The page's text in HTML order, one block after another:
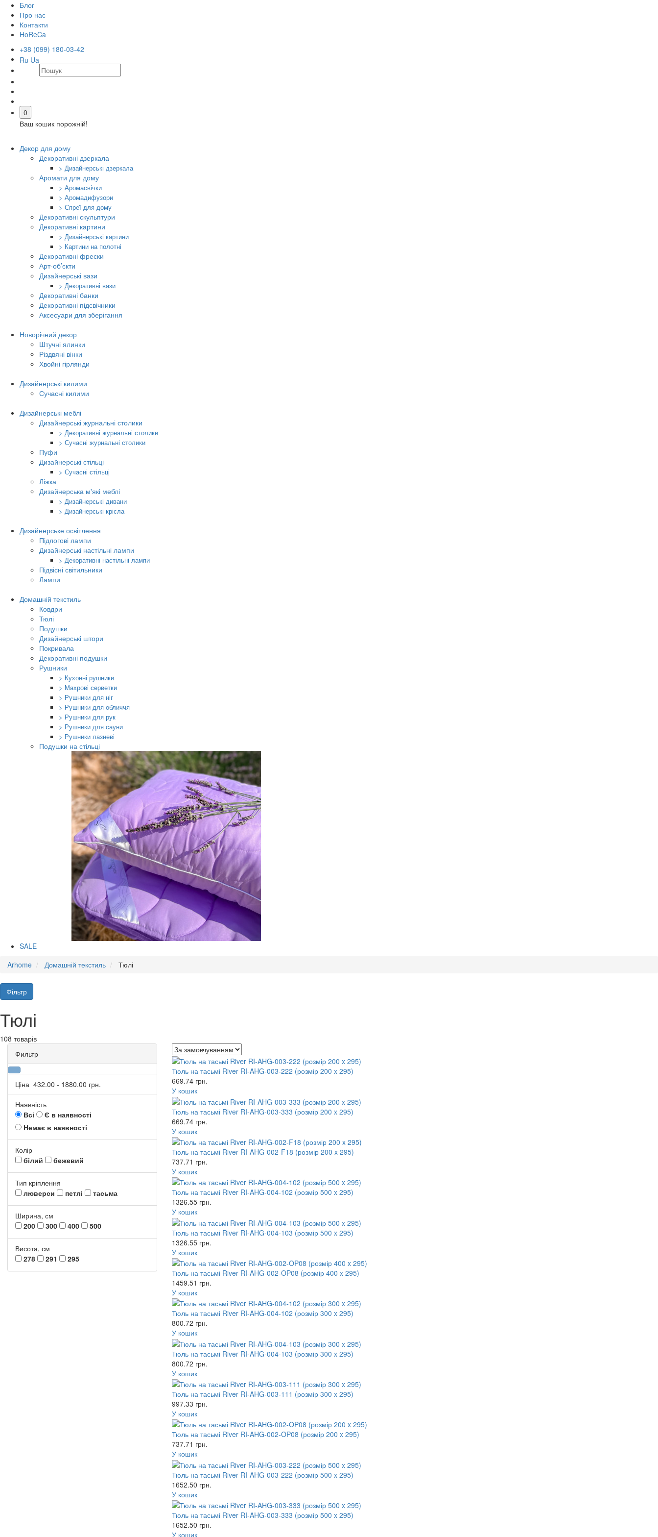
Блог
Про нас
Контакти
HoReCa
+38 (099) 180-03-42
Ru Ua
0
Ваш кошик порожній!
Декор для дому
Декоративні дзеркала
> Дизайнерські дзеркала
Аромати для дому
> Аромасвічки
> Аромадифузори
> Спреї для дому
Декоративні скульптури
Декоративні картини
> Дизайнерські картини
> Картини на полотні
Декоративні фрески
Арт-об’єкти
Дизайнерські вази
> Декоративні вази
Декоративні банки
Декоративні підсвічники
Аксесуари для зберігання
Новорічний декор
Штучні ялинки
Різдвяні вінки
Хвойні гірлянди
Дизайнерські килими
Сучасні килими
Дизайнерські меблі
Дизайнерські журнальні столики
> Декоративні журнальні столики
> Сучасні журнальні столики
Пуфи
Дизайнерські стільці
> Сучасні стільці
Ліжка
Дизайнерська м'які меблі
> Дизайнерські дивани
> Дизайнерські крісла
Дизайнерське освітлення
Підлогові лампи
Дизайнерські настільні лампи
> Декоративні настільні лампи
Підвісні світильники
Лампи
Домашній текстиль
Ковдри
Тюлі
Подушки
Дизайнерські штори
Покривала
Декоративні подушки
Рушники
> Кухонні рушники
> Махрові серветки
> Рушники для ніг
> Рушники для обличчя
> Рушники для рук
> Рушники для сауни
> Рушники лазневі
Подушки на стільці
SALE
Arhome
Домашній текстиль Тюлі
Фільтр
Тюлі
108 товарів
Фильтр
Ціна 432.00 - 1880.00 грн.
Наявність
Всі
Є в наявності
Немає в наявності
Колір
білий
бежевий
Тип кріплення
люверси
петлі тасьма
Ширина, см
200
300 400 500
Висота, см
278
291 295
Тюль на тасьмі River RI-AHG-003-222 (розмір 200 x 295)
669.74 грн.
У кошик
Тюль на тасьмі River RI-AHG-003-333 (розмір 200 x 295)
669.74 грн.
У кошик
Тюль на тасьмі River RI-AHG-002-F18 (розмір 200 x 295)
737.71 грн.
У кошик
Тюль на тасьмі River RI-AHG-004-102 (розмір 500 x 295)
1326.55 грн.
У кошик
Тюль на тасьмі River RI-AHG-004-103 (розмір 500 x 295)
1326.55 грн.
У кошик
Тюль на тасьмі River RI-AHG-002-OP08 (розмір 400 x 295)
1459.51 грн.
У кошик
Тюль на тасьмі River RI-AHG-004-102 (розмір 300 x 295)
800.72 грн.
У кошик
Тюль на тасьмі River RI-AHG-004-103 (розмір 300 x 295)
800.72 грн.
У кошик
Тюль на тасьмі River RI-AHG-003-111 (розмір 300 x 295)
997.33 грн.
У кошик
Тюль на тасьмі River RI-AHG-002-OP08 (розмір 200 x 295)
737.71 грн.
У кошик
Тюль на тасьмі River RI-AHG-003-222 (розмір 500 x 295)
1652.50 грн.
У кошик
Тюль на тасьмі River RI-AHG-003-333 (розмір 500 x 295)
1652.50 грн.
У кошик